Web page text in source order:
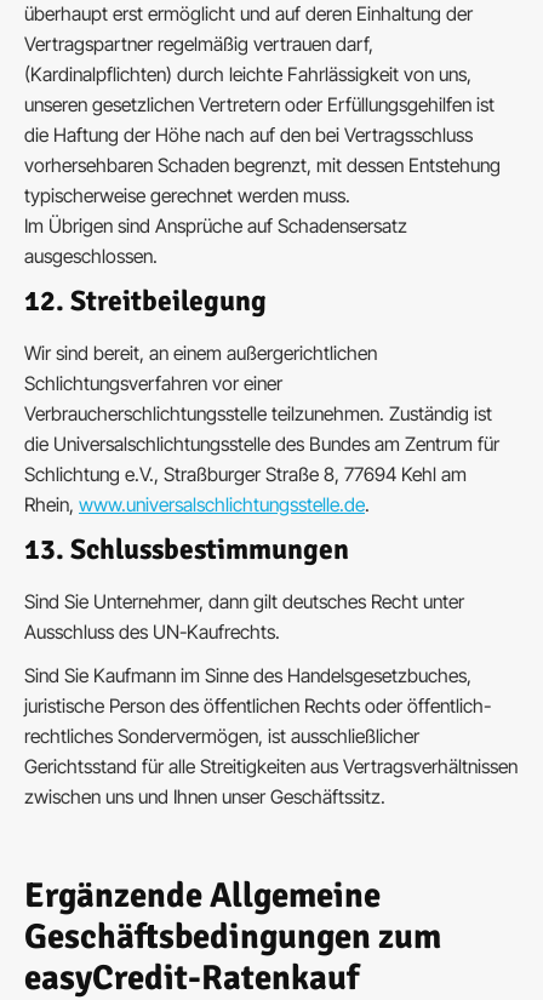
überhaupt erst ermöglicht und auf deren Einhaltung der
Vertragspartner regelmäßig vertrauen darf,
(Kardinalpflichten) durch leichte Fahrlässigkeit von uns,
unseren gesetzlichen Vertretern oder Erfüllungsgehilfen ist
die Haftung der Höhe nach auf den bei Vertragsschluss
vorhersehbaren Schaden begrenzt, mit dessen Entstehung
typischerweise gerechnet werden muss.
Im Übrigen sind Ansprüche auf Schadensersatz
ausgeschlossen.
12. Streitbeilegung
Wir sind bereit, an einem außergerichtlichen
Schlichtungsverfahren vor einer
Verbraucherschlichtungsstelle teilzunehmen. Zuständig ist
die Universalschlichtungsstelle des Bundes am Zentrum für
Schlichtung e.V., Straßburger Straße 8, 77694 Kehl am
Rhein, www.universalschlichtungsstelle.de.
13. Schlussbestimmungen
Sind Sie Unternehmer, dann gilt deutsches Recht unter
Ausschluss des UN-Kaufrechts.
Sind Sie Kaufmann im Sinne des Handelsgesetzbuches,
juristische Person des öffentlichen Rechts oder öffentlich-
rechtliches Sondervermögen, ist ausschließlicher
Gerichtsstand für alle Streitigkeiten aus Vertragsverhältnissen
zwischen uns und Ihnen unser Geschäftssitz.
Ergänzende Allgemeine
Geschäftsbedingungen zum
easyCredit-Ratenkauf